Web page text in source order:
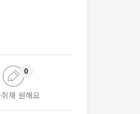
재 원해요
0